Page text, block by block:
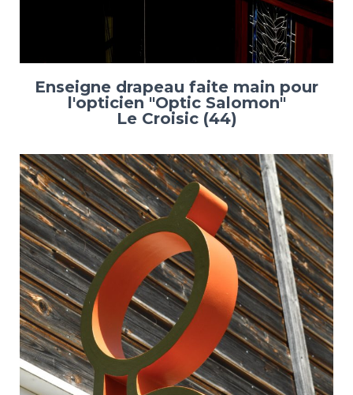
Enseigne drapeau faite main pour
l'opticien "Optic Salomon"
Le Croisic (44)